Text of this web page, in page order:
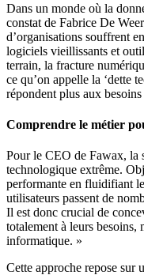
Dans un monde où la
constat de Fabrice De
d’organisations souffrent
logiciels vieillissants et
terrain, la fracture
ce qu’on appelle la ‘dette
répondent plus aux
Comprendre le métier
Pour le CEO de Fawax, la
technologique extrême.
performante en fluidifiant
utilisateurs passent de
Il est donc crucial de
totalement à leurs besoins,
informatique. »
Cette approche repose sur